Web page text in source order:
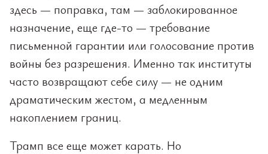
здесь — поправка, там — заблокированное
назначение, еще где-то — требование
письменной гарантии или голосование против
войны без разрешения. Именно так институты
часто возвращают себе силу — не одним
драматическим жестом, а медленным
накоплением границ.
Трамп все еще может карать. Но